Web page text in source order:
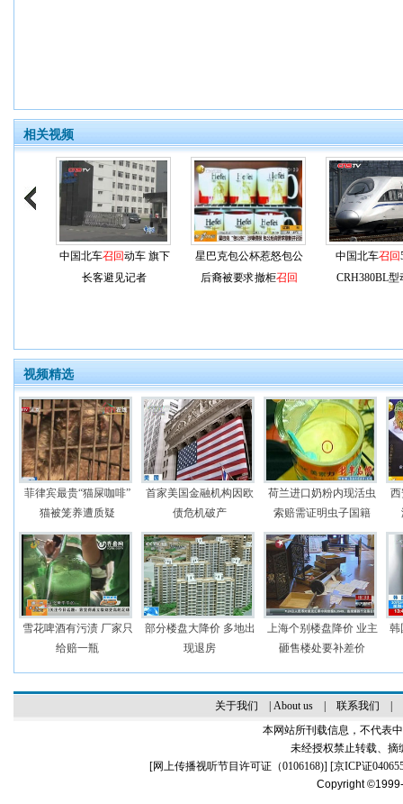
相关视频
中国北车召回动车 旗下
长客避见记者
星巴克包公杯惹怒包公
后裔被要求撤柜召回
中国北车召回
CRH380BL型
视频精选
菲律宾最贵“猫屎咖啡”
猫被笼养遭质疑
首家美国金融机构因欧
债危机破产
荷兰进口奶粉内现活虫
索赔需证明虫子国籍
西
雪花啤酒有污渍 厂家只
给赔一瓶
部分楼盘大降价 多地出
现退房
上海个别楼盘降价 业主
砸售楼处要补差价
韩
关于我们 About us| 联系我们
本网站所刊载信息，不代表
未经授权禁止转载、摘
[网上传播视听节目许可证（0106168)] [京ICP证
Copyright